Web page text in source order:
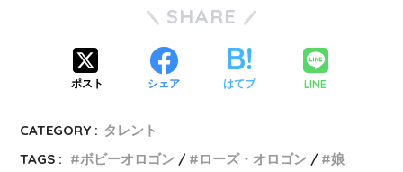
SHARE
ポスト シェア はてブ LINE
CATEGORY : タレント
TAGS :
ボビーオロゴン ローズ・オロゴン 娘